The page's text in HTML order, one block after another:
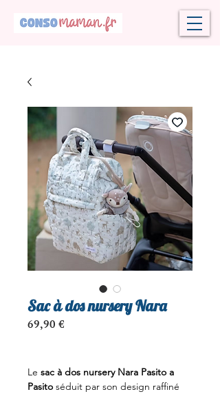
Sac à dos nursery Nara
69,90 €
Le sac à dos nursery Nara Pasito a
Pasito séduit par son design raffiné